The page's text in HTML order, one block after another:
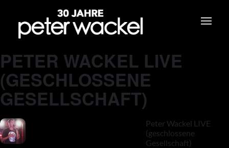
PETER WACKEL LIVE
(GESCHLOSSENE
GESELLSCHAFT)
Peter Wackel LIVE
(geschlossene
Gesellschaft)